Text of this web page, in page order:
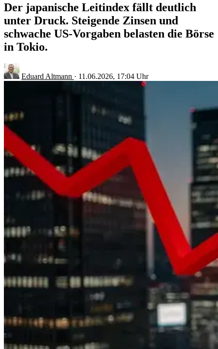
Der japanische Leitindex fällt deutlich
unter Druck. Steigende Zinsen und
schwache US-Vorgaben belasten die Börse
in Tokio.
Eduard Altmann · 11.06.2026, 17:04 Uhr